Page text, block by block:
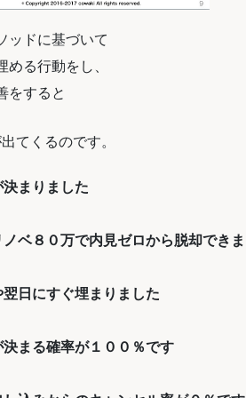
ッドに基づいて
める行動をし、
をすると
てくるのです。
決まりました
ノベ８０万で内見ゼロから脱却でき
日にすぐ埋まりました
決まる確率が１００％です